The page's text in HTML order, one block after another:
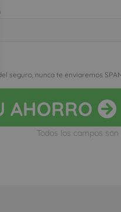
seguro, nunca te enviaremos
AHORRO
Todos los campos